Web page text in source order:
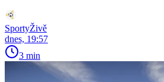
SportyŽivě
dnes, 19:57
3 min